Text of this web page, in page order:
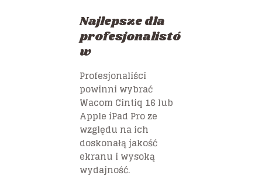
Najlepsze dla
profesjonalistó
w
Profesjonaliści
powinni wybrać
Wacom Cintiq 16 lub
Apple iPad Proze
względu na ich
doskonałą jakość
ekranu i wysoką
wydajność.